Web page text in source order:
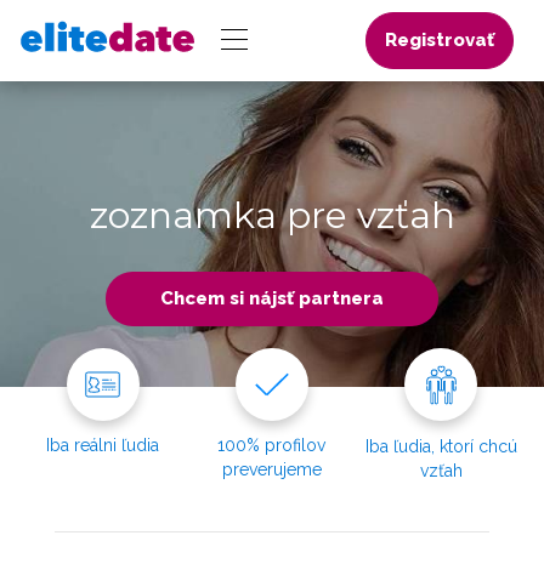
Registrovať
zoznamka pre vzťah
Chcem si nájsť partnera
Iba reálni ľudia
100% profilov
preverujeme
Iba ľudia, ktorí chcú
vzťah